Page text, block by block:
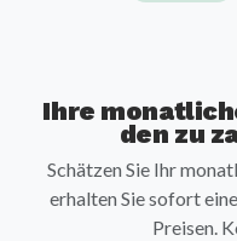
Ihre
den zu
Schätzen Sie Ihr
erhalten Sie sofort
Preisen.